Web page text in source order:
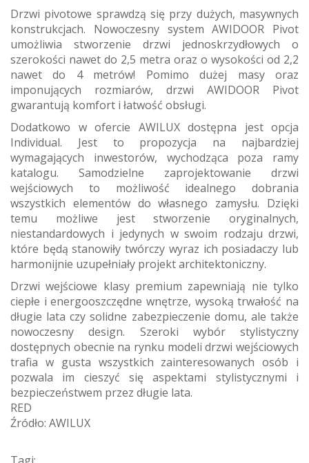
Drzwi pivotowe sprawdzą się przy dużych, masywnych
konstrukcjach. Nowoczesny system AWIDOOR Pivot
umożliwia stworzenie drzwi jednoskrzydłowych o
szerokości nawet do 2,5 metra oraz o wysokości od 2,2
nawet do 4 metrów! Pomimo dużej masy oraz
imponujących rozmiarów, drzwi AWIDOOR Pivot
gwarantują komfort i łatwość obsługi.
Dodatkowo w ofercie AWILUX dostępna jest opcja
Individual. Jest to propozycja na najbardziej
wymagających inwestorów, wychodząca poza ramy
katalogu. Samodzielne zaprojektowanie drzwi
wejściowych to możliwość idealnego dobrania
wszystkich elementów do własnego zamysłu. Dzięki
temu możliwe jest stworzenie oryginalnych,
niestandardowych i jedynych w swoim rodzaju drzwi,
które będą stanowiły twórczy wyraz ich posiadaczy lub
harmonijnie uzupełniały projekt architektoniczny.
Drzwi wejściowe klasy premium zapewniają nie tylko
ciepłe i energooszczędne wnętrze, wysoką trwałość na
długie lata czy solidne zabezpieczenie domu, ale także
nowoczesny design. Szeroki wybór stylistyczny
dostępnych obecnie na rynku modeli drzwi wejściowych
trafia w gusta wszystkich zainteresowanych osób i
pozwala im cieszyć się aspektami stylistycznymi i
bezpieczeństwem przez długie lata.
RED
Źródło: AWILUX